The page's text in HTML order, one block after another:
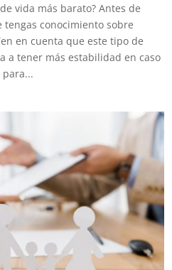
vida más barato? Antes de
conocimiento sobre
en cuenta que este tipo de
a tener más estabilidad en caso